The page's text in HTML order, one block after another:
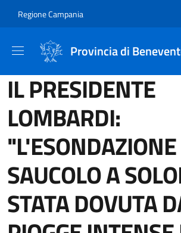
Regione Campania
Provincia di
IL PRESIDENTE
LOMBARDI:
SAUCOLO A
STATA DOVUTA